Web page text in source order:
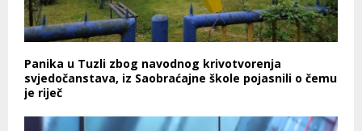
Panika u Tuzli zbog navodnog krivotvorenja
svjedočanstava, iz Saobraćajne škole pojasnili o čemu
je riječ